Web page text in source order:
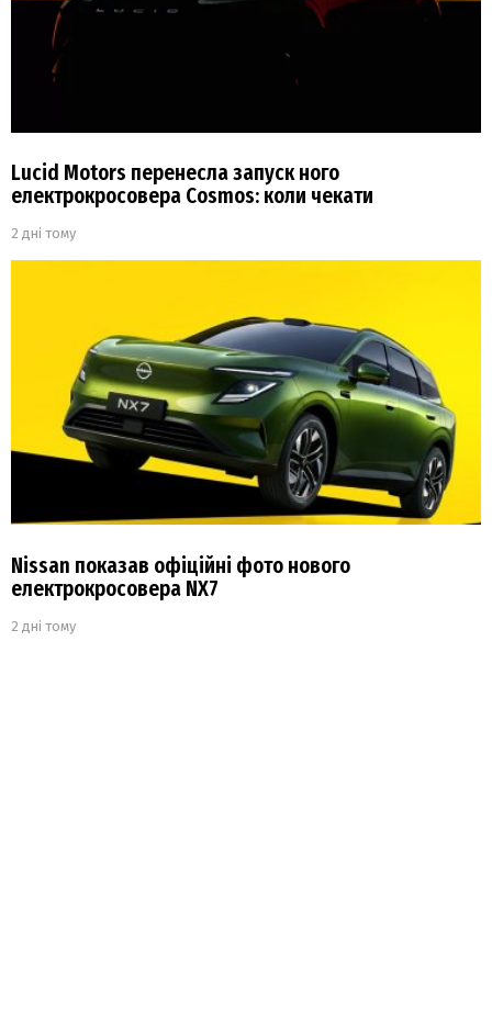
Lucid Motors перенесла запуск ного
електрокросовера Cosmos: коли чекати
2 дні тому
Nissan показав офіційні фото нового
електрокросовера NX7
2 дні тому